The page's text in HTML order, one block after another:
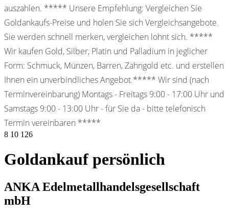
auszahlen. ***** Unsere Empfehlung: Vergleichen Sie
Goldankaufs-Preise und holen Sie sich Vergleichsangebote.
Sie werden schnell merken, vergleichen lohnt sich. *****
Wir kaufen Gold, Silber, Platin und Palladium in jeglicher
Form: Schmuck, Münzen, Barren, Zahngold etc. und erstellen
Ihnen ein unverbindliches Angebot.***** Wir sind (nach
Terminvereinbarung) Montags - Freitags 9:00 - 17:00 Uhr und
Samstags 9:00 - 13:00 Uhr - für Sie da - bitte telefonisch
Termin vereinbaren *****
8 10 126
Goldankauf persönlich
ANKA Edelmetallhandelsgesellschaft
mbH